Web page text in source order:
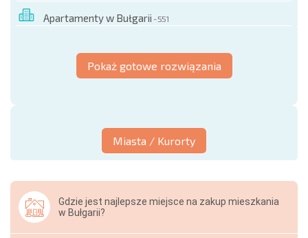
Apartamenty w Bułgarii - 551
Pokaż gotowe rozwiązania
Miasta / Kurorty
Gdzie jest najlepsze miejsce na zakup mieszkania
w Bułgarii?